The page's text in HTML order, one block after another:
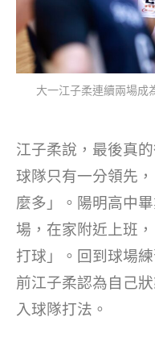
大一江子柔連續兩場成
江子柔說，最後真
球隊只有一分領先
麼多」。陽明高中
場，在家附近上班
打球」。回到球場
前江子柔認為自己
入球隊打法。